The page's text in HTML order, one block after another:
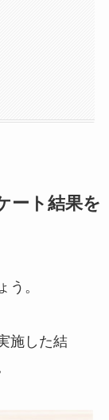
ート結果を
う。
施した結